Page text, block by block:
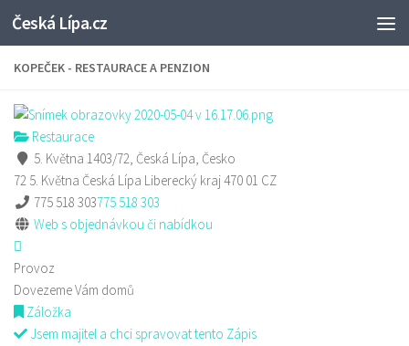
Skip to content
Česká Lípa.cz
KOPEČEK - RESTAURACE A PENZION
Restaurace
5. Května 1403/72, Česká Lípa, Česko
72 5. Května Česká Lípa Liberecký kraj470 01 CZ
775 518 303775 518 303
Web s objednávkou či nabídkou
Provoz
Dovezeme Vám domů
Záložka
Jsem majitel a chci spravovat tento Zápis